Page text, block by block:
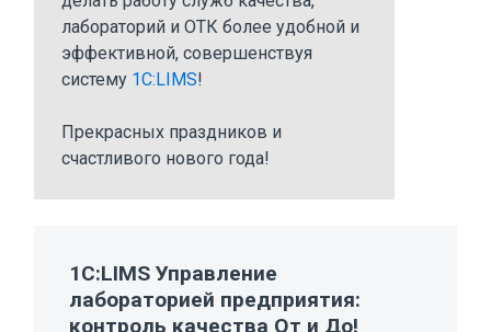
лабораторий и ОТК более удобной и
эффективной, совершенствуя
систему 1С:LIMS!
Прекрасных праздников и
счастливого нового года!
1С:LIMS Управление
лабораторией предприятия:
контроль качества От и До!